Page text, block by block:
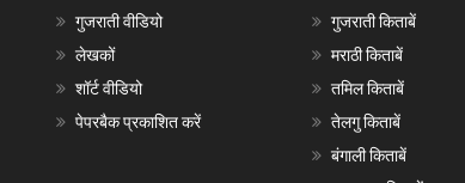
गुजराती वीडियो
लेखकों
शॉर्ट वीडियो
पेपरबैक प्रकाशित करें
गुजराती किताबें
मराठी किताबें
तमिल किताबें
तेलगु किताबें
बंगाली किताबें